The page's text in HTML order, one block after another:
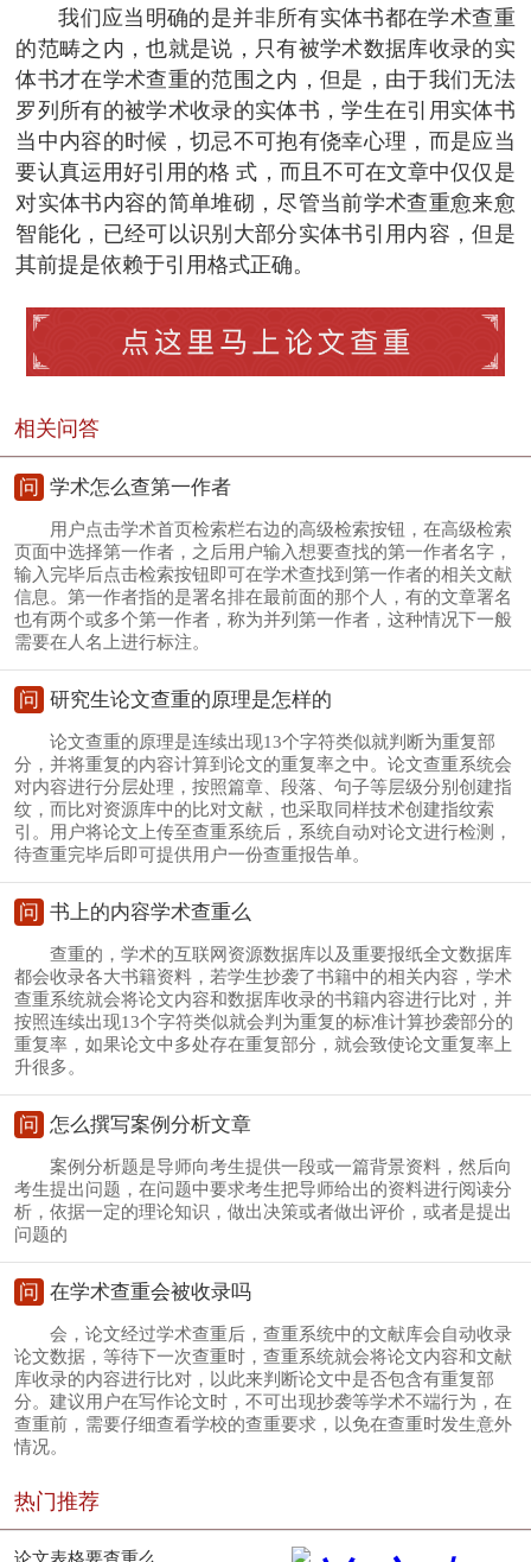
我们应当明确的是并非所有实体书都在学术查重
的范畴之内，也就是说，只有被学术数据库收录的实
体书才在学术查重的范围之内，但是，由于我们无法
罗列所有的被学术收录的实体书，学生在引用实体书
当中内容的时候，切忌不可抱有侥幸心理，而是应当
要认真运用好引用的格 式，而且不可在文章中仅仅是
对实体书内容的简单堆砌，尽管当前学术查重愈来愈
智能化，已经可以识别大部分实体书引用内容，但是
其前提是依赖于引用格式正确。
相关问答
问 学术怎么查第一作者
用户点击学术首页检索栏右边的高级检索按钮，在高级检索
页面中选择第一作者，之后用户输入想要查找的第一作者名字，
输入完毕后点击检索按钮即可在学术查找到第一作者的相关文献
信息。第一作者指的是署名排在最前面的那个人，有的文章署名
也有两个或多个第一作者，称为并列第一作者，这种情况下一般
需要在人名上进行标注。
问 研究生论文查重的原理是怎样的
论文查重的原理是连续出现13个字符类似就判断为重复部
分，并将重复的内容计算到论文的重复率之中。论文查重系统会
对内容进行分层处理，按照篇章、段落、句子等层级分别创建指
纹，而比对资源库中的比对文献，也采取同样技术创建指纹索
引。用户将论文上传至查重系统后，系统自动对论文进行检测，
待查重完毕后即可提供用户一份查重报告单。
问 书上的内容学术查重么
查重的，学术的互联网资源数据库以及重要报纸全文数据库
都会收录各大书籍资料，若学生抄袭了书籍中的相关内容，学术
查重系统就会将论文内容和数据库收录的书籍内容进行比对，并
按照连续出现13个字符类似就会判为重复的标准计算抄袭部分的
重复率，如果论文中多处存在重复部分，就会致使论文重复率上
升很多。
问 怎么撰写案例分析文章
案例分析题是导师向考生提供一段或一篇背景资料，然后向
考生提出问题，在问题中要求考生把导师给出的资料进行阅读分
析，依据一定的理论知识，做出决策或者做出评价，或者是提出
问题的
问 在学术查重会被收录吗
会，论文经过学术查重后，查重系统中的文献库会自动收录
论文数据，等待下一次查重时，查重系统就会将论文内容和文献
库收录的内容进行比对，以此来判断论文中是否包含有重复部
分。建议用户在写作论文时，不可出现抄袭等学术不端行为，在
查重前，需要仔细查看学校的查重要求，以免在查重时发生意外
情况。
热门推荐
论文表格要查重么